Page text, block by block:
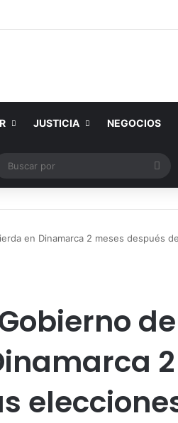
JUSTICIA NEGOCIOS
al azar
skin
por
en Dinamarca 2 meses después
de
2